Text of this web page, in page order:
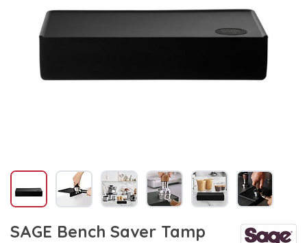
SAGE Bench Saver Tamp